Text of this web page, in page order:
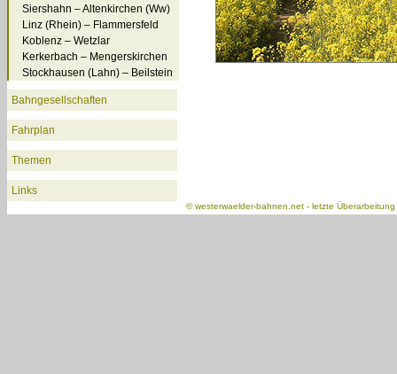
Siershahn – Altenkirchen (Ww)
Linz (Rhein) – Flammersfeld
Koblenz – Wetzlar
Kerkerbach – Mengerskirchen
Stockhausen (Lahn) – Beilstein
Bahngesellschaften
Fahrplan
Themen
Links
©westerwaelder-bahnen.net - letzte